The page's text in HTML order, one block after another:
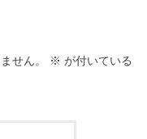
せん。 ※ が付いている